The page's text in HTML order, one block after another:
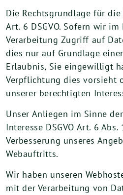
Die Rechtsgrundlage für
Art. 6 DSGVO. Sofern wir im
Verarbeitung Zugriff auf
dies nur auf Grundlage
Erlaubnis, Sie eingewilligt
Verpflichtung dies vorsieht
unserer berechtigten
Unser Anliegen im Sinne
Interesse DSGVO Art. 6
Verbesserung unseres
Webauftritts.
Wir haben unseren
mit der Verarbeitung von